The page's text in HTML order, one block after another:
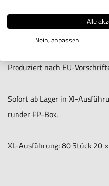
Hogetex/Kometex B.V.,
konform, dermatologisch
verfügbar.
Produziert nach EU-
Sofort ab Lager in Xl-
runder PP-Box.
XL-Ausführung: 80 Stück 20
Alle
Nein, anpassen